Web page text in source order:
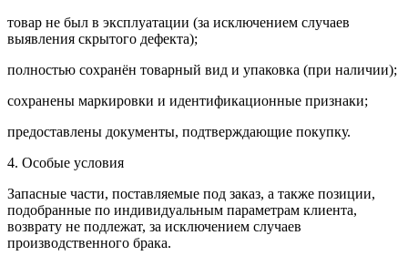
товар не был в эксплуатации (за исключением случаев
выявления скрытого дефекта);
полностью сохранён товарный вид и упаковка (при наличии);
сохранены маркировки и идентификационные признаки;
предоставлены документы, подтверждающие покупку.
4. Особые условия
Запасные части, поставляемые под заказ, а также позиции,
подобранные по индивидуальным параметрам клиента,
возврату не подлежат, за исключением случаев
производственного брака.